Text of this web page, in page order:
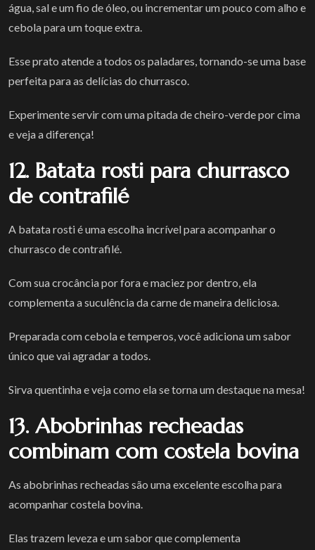
água, sal e um fio de óleo, ou incrementar um pouco com alho e
cebola para um toque extra.
Esse prato atende a todos os paladares, tornando-se uma base
perfeita para as delícias do churrasco.
Experimente servir com uma pitada de cheiro-verde por cima
e veja a diferença!
12. Batata rosti para churrasco
de contrafilé
A batata rosti é uma escolha incrível para acompanhar o
churrasco de contrafilé.
Com sua crocância por fora e maciez por dentro, ela
complementa a suculência da carne de maneira deliciosa.
Preparada com cebola e temperos, você adiciona um sabor
único que vai agradar a todos.
Sirva quentinha e veja como ela se torna um destaque na mesa!
13. Abobrinhas recheadas
combinam com costela bovina
As abobrinhas recheadas são uma excelente escolha para
acompanhar costela bovina.
Elas trazem leveza e um sabor que complementa